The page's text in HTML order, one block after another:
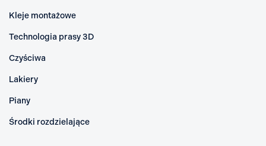
Kleje montażowe
Technologia prasy 3D
Czyściwa
Lakiery
Piany
Środki rozdzielające